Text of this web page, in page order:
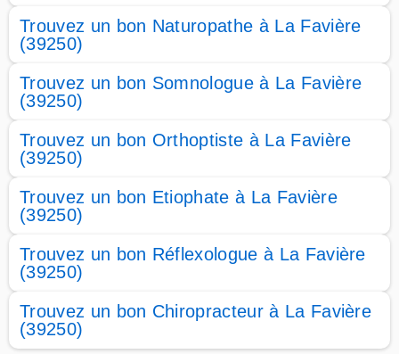
Trouvez un bon Naturopathe à La Favière
(39250)
Trouvez un bon Somnologue à La Favière
(39250)
Trouvez un bon Orthoptiste à La Favière
(39250)
Trouvez un bon Etiophate à La Favière
(39250)
Trouvez un bon Réflexologue à La Favière
(39250)
Trouvez un bon Chiropracteur à La Favière
(39250)